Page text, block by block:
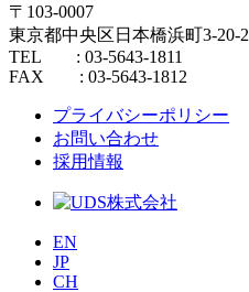
〒103-0007
東京都中央区日本橋浜町3-20-2
TEL : 03-5643-1811
FAX : 03-5643-1812
プライバシーポリシー
お問い合わせ
採用情報
EN
JP
CH